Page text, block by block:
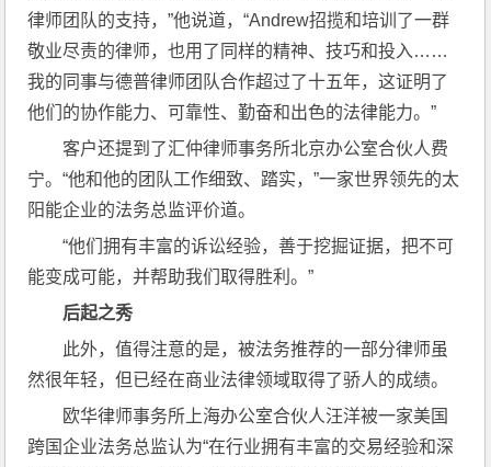
律师团队的支持，”他说道，“Andrew招揽和培训了一群
敬业尽责的律师，也用了同样的精神、技巧和投入……
我的同事与德普律师团队合作超过了十五年，这证明了
他们的协作能力、可靠性、勤奋和出色的法律能力。”
客户还提到了汇仲律师事务所北京办公室合伙人费
宁。“他和他的团队工作细致、踏实，”一家世界领先的太
阳能企业的法务总监评价道。
“他们拥有丰富的诉讼经验，善于挖掘证据，把不可
能变成可能，并帮助我们取得胜利。”
后起之秀
此外，值得注意的是，被法务推荐的一部分律师虽
然很年轻，但已经在商业法律领域取得了骄人的成绩。
欧华律师事务所上海办公室合伙人汪洋被一家美国
跨国企业法务总监认为“在行业拥有丰富的交易经验和深